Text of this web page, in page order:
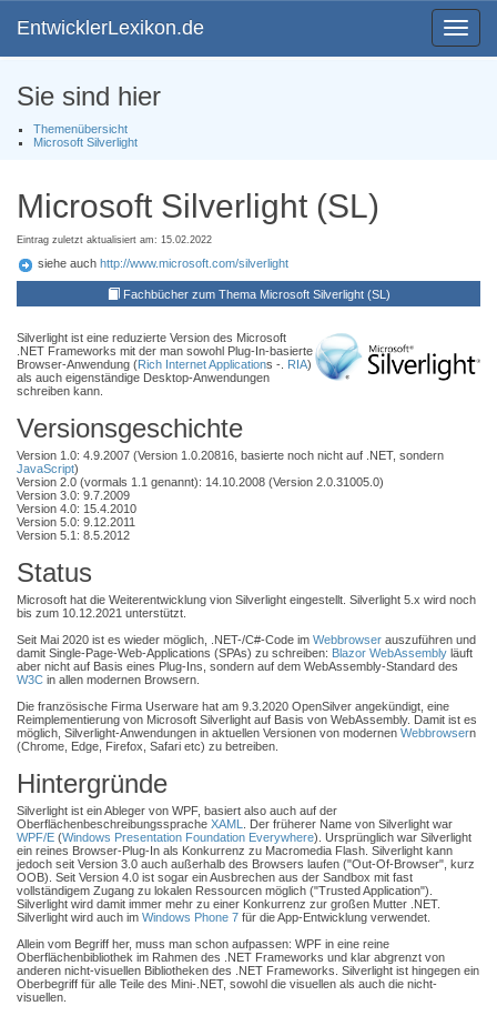
Toggle
EntwicklerLexikon.de
Sie sind hier
Themenübersicht
Microsoft Silverlight
Microsoft Silverlight (SL)
Eintrag zuletzt aktualisiert am: 15.02.2022
siehe auch http://www.microsoft.com/silverlight
Fachbücher zum Thema Microsoft Silverlight (SL)
Silverlight ist eine reduzierte Version des Microsoft
.NET Frameworks mit der man sowohl Plug-In-basierte
Browser-Anwendung (Rich Internet Applications -. RIA)
als auch eigenständige Desktop-Anwendungen
schreiben kann.
Versionsgeschichte
Version 1.0: 4.9.2007 (Version 1.0.20816, basierte noch nicht auf .NET, sondern
JavaScript)
Version 2.0 (vormals 1.1 genannt): 14.10.2008 (Version 2.0.31005.0)
Version 3.0: 9.7.2009
Version 4.0: 15.4.2010
Version 5.0: 9.12.2011
Version 5.1: 8.5.2012
Status
Microsoft hat die Weiterentwicklung vion Silverlight eingestellt. Silverlight 5.x wird noch
bis zum 10.12.2021 unterstützt.
Seit Mai 2020 ist es wieder möglich, .NET-/C#-Code im Webbrowser auszuführen und
damit Single-Page-Web-Applications (SPAs) zu schreiben: Blazor WebAssembly läuft
aber nicht auf Basis eines Plug-Ins, sondern auf dem WebAssembly-Standard des
W3C in allen modernen Browsern.
Die französische Firma Userware hat am 9.3.2020 OpenSilver angekündigt, eine
Reimplementierung von Microsoft Silverlight auf Basis von WebAssembly. Damit ist es
möglich, Silverlight-Anwendungen in aktuellen Versionen von modernen Webbrowsern
(Chrome, Edge, Firefox, Safari etc) zu betreiben.
Hintergründe
Silverlight ist ein Ableger von WPF, basiert also auch auf der
Oberflächenbeschreibungssprache XAML
. Der früherer Name von Silverlight war
WPF/E (Windows Presentation Foundation Everywhere). Ursprünglich war Silverlight
ein reines Browser-Plug-In als Konkurrenz zu Macromedia Flash. Silverlight kann
jedoch seit Version 3.0 auch außerhalb des Browsers laufen ("Out-Of-Browser", kurz
OOB). Seit Version 4.0 ist sogar ein Ausbrechen aus der Sandbox mit fast
vollständigem Zugang zu lokalen Ressourcen möglich ("Trusted Application").
Silverlight wird damit immer mehr zu einer Konkurrenz zur großen Mutter .NET.
Silverlight wird auch im Windows Phone 7 für die App-Entwicklung verwendet.
Allein vom Begriff her, muss man schon aufpassen: WPF in eine reine
Oberflächenbibliothek im Rahmen des .NET Frameworks und klar abgrenzt von
anderen nicht-visuellen Bibliotheken des .NET Frameworks. Silverlight ist hingegen ein
Oberbegriff für alle Teile des Mini-.NET, sowohl die visuellen als auch die nicht-
visuellen.